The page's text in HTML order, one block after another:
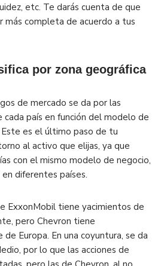
etc. Te darás cuenta de que
más completa de acuerdo a tus
por zona geográfica
de mercado se da por las
país en función del modelo de
es el último paso de tu
al activo que elijas, ya que
con el mismo modelo de negocio,
diferentes países.
ExxonMobil tiene yacimientos de
pero Chevron tiene
Europa. En una coyuntura, se da
por lo que las acciones de